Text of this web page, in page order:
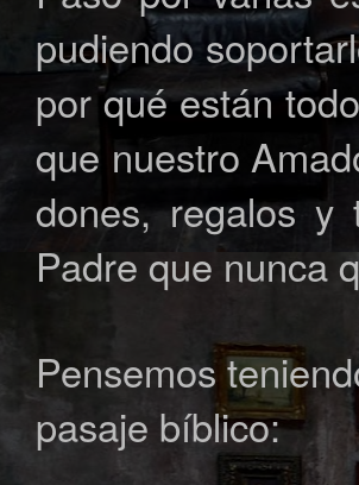
pudiendo
por qué están
que nuestro
dones, regalos y
Padre que nunca
Pensemos
pasaje bíblico: